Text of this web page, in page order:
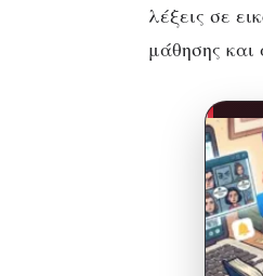
λέξεις σε
μάθησης